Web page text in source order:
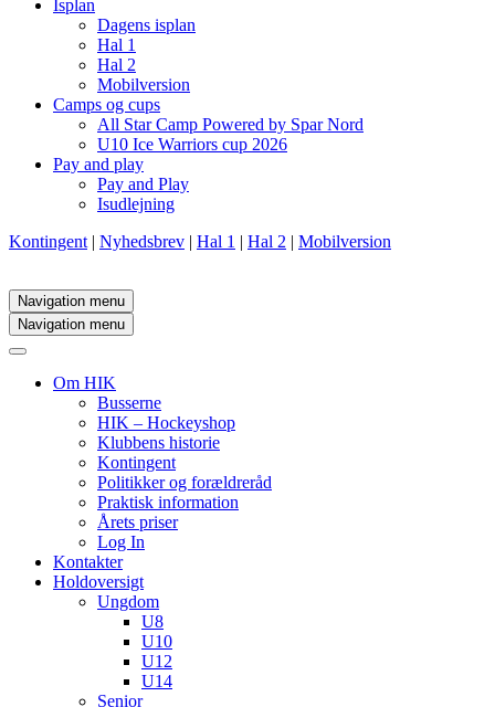
Isplan
Dagens isplan
Hal 1
Hal 2
Mobilversion
Camps og cups
All Star Camp Powered by Spar Nord
U10 Ice Warriors cup 2026
Pay and play
Pay and Play
Isudlejning
Kontingent | Nyhedsbrev | Hal 1 | Hal 2 | Mobilversion
Navigation menu
Navigation menu
Om HIK
Busserne
HIK – Hockeyshop
Klubbens historie
Kontingent
Politikker og forældreråd
Praktisk information
Årets priser
Log In
Kontakter
Holdoversigt
Ungdom
U8
U10
U12
U14
Senior